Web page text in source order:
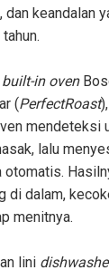
keandalan
built-in oven
(PerfectRoast
mendeteksi
lalu
di dalam,
menitnya.
lini